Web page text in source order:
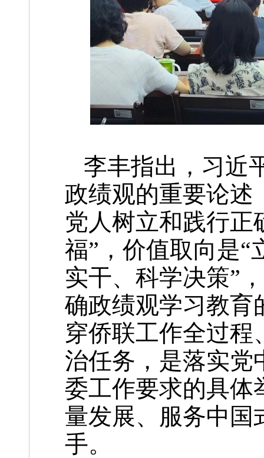
李丰指出，习近
政绩观的重要论述
党人树立和践行正
福”，价值取向是“
实干、科学决策”
确政绩观学习教育
穿侨联工作全过程
治任务，是落实党
委工作要求的具体
量发展、服务中国
手。